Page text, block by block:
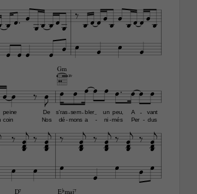
peine
coin
De
Nos
s'ras
dé
sem
mons
-
-
bler
a
- un
ni
-
peu,
més
-
A
Per
vant
dus
-
-
3fr
Gm
 
 
      

  
       
 

 

  

  

 

  


      